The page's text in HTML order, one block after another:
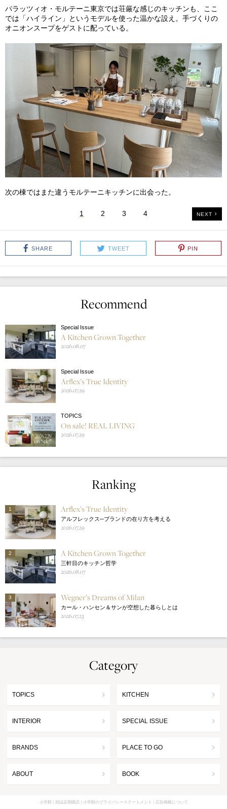
パラッツィオ・モルテーニ東京では荘厳な感じのキッチンも、ここ
では「ハイライン」というモデルを使った温かな設え。手づくりの
オニオンスープをゲストに配っている。
次の棟ではまた違うモルテーニキッチンに出会った。
NEXT
1 2 3 4
SHARE TWEET PIN
Recommend
Special Issue
A Kitchen Grown Together
2026.08.07
Special Issue
Arflex’s True Identity
2026.07.29
TOPICS
On sale! REAL LIVING
2026.07.29
Ranking
1 Arflex’s True Identity
アルフレックス─ブランドの在り方を考える
2026.07.29
2 A Kitchen Grown Together
三軒目のキッチン哲学
2026.08.07
3 Wegner’s Dreams of Milan
カール・ハンセン＆サンが空想した暮らしとは
2026.07.23
Category
TOPICS KITCHEN
INTERIOR SPECIAL ISSUE
BRANDS PLACE TO GO
ABOUT BOOK
小学館 雑誌定期購読 小学館のプライバシーステートメント 広告掲載について